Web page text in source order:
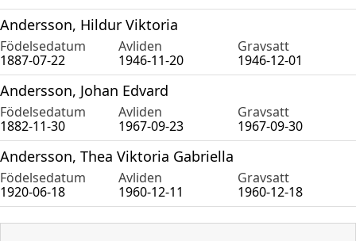
Andersson, Hildur Viktoria
Födelsedatum Avliden
Gravsatt
1887-07-22
1946-11-20 1946-12-01
Andersson, Johan Edvard
Födelsedatum Avliden
Gravsatt
1882-11-30
1967-09-23 1967-09-30
Andersson, Thea Viktoria Gabriella
Födelsedatum Avliden
Gravsatt
1920-06-18
1960-12-11 1960-12-18